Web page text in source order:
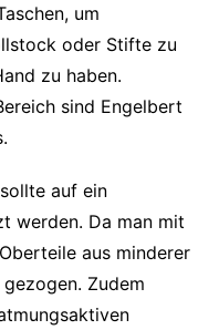
um
oder Stifte zu
zu haben.
sind Engelbert
auf ein
werden. Da man mit
aus minderer
Zudem